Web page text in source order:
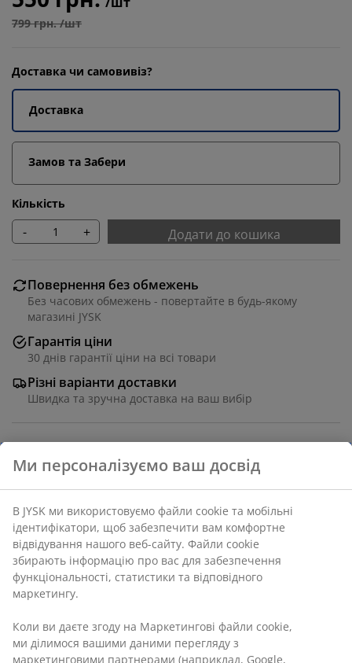
799 грн. /шт
Доставка чи самовивіз?
Доставка
Замов та Забери
Кількість
- + Додати до кошика
Повернення без обмежень
Без часових обмежень - повертайте в будь-якому
магазині JYSK
Гарантія ціни
30 днів гарантії ціни на всі товари
Різні варіанти доставки
Швидка та зручна доставка на ваш вибір
Гірлянда для вулиці з 10 декоративними ребристими
Має практичну функцію таймера для автоматичного
освітлення. Потрібні 3 батарейки типу АА (не
входять у комплект). Довж. 365 см, діам. лампочки 8
см